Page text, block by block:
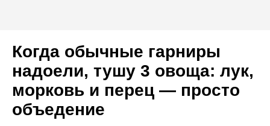
Когда обычные гарниры
надоели, тушу 3 овоща: лук,
морковь и перец — просто
объедение